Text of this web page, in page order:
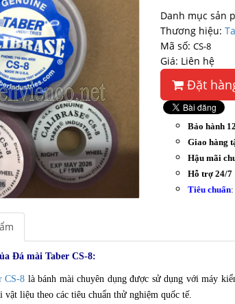
Danh mục sản
Thương hiệu:
Mã số:CS-8
Giá: Liên hệ
Đặt
Bảo hành
Giao hàng
Hậu mãi
Hỗ trợ 24/7
Tiêu chuẩn
Đá mài Taber CS-8:
CS-8 là bánh mài chuyên dụng được sử dụng với máy
vật liệu theo các tiêu chuẩn thử nghiệm quốc tế.